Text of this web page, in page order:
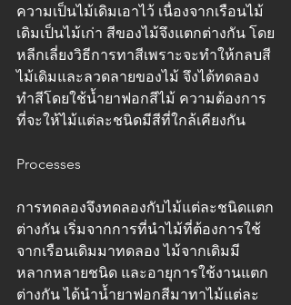
ความเป็นไม้เดิมเอาไว้ เนื่องจากเรือนไม้
เดิมเป็นไม้เก่า สีของไม้จึงแตกต่างกัน โดย
หลีกเลี่ยงวิธีการทาสีเพราะจะทำให้กลบสี
ไม้เดิมและลวดลายของไม้ จึงได้ทดลอง
ทำสีโดยใช้น้ำยาฟอกสีไม้ ความต้องการ
ที่จะให้ไม้แต่ละชนิดมีสีที่ใกล้เคียงกัน
Processes
การทดลองจึงทดลองกับไม้แต่ละชนิดแตก
ต่างกัน เริ่มจากการที่นำไม้ที่ต้องการใช้
จากเรือนเดิมมาทดลอง ไม้จากเดิมมี
หลากหลายชนิด และอายุการใช้งานแตก
ต่างกัน ได้นำน้ำยาฟอกสีมาทาไม้แต่ละ